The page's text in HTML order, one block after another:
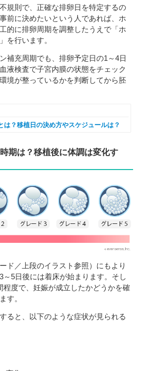
規則で、正確な排卵日を特定するの
前に決めたいという人であれば、ホ
的に排卵周期を調整したうえで「ホ
を行います。
補充周期でも、排卵予定日の1～4日
液検査で子宮内膜の状態をチェック
境が整っているかを判断してから胚
は？移植日の決め方やスケジュールは？
期は？移植後に体調は変化す
ド／上段のイラスト参照）にもより
～5日後には着床が始まります。そし
程度で、妊娠が成立したかどうかを確
す。
ると、以下のような症状が見られる